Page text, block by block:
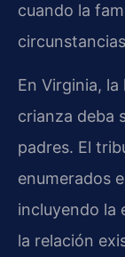
cuando la
En Virginia,
crianza deba
padres. El
enumerados
incluyendo la
la relación